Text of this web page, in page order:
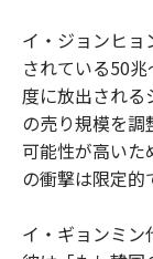
イ・ジョンヒ
されている50
度に放出される
の売り規模を調
可能性が高い
の衝撃は限定的
イ・ギョンミン